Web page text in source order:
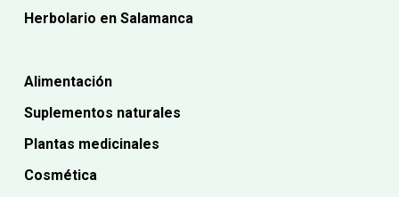
Herbolario en Salamanca
Alimentación
Suplementos naturales
Plantas medicinales
Cosmética